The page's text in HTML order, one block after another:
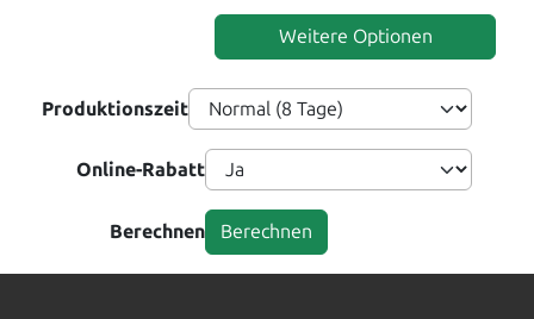
Weitere Optionen
Produktionszeit
Online-Rabatt
Berechnen